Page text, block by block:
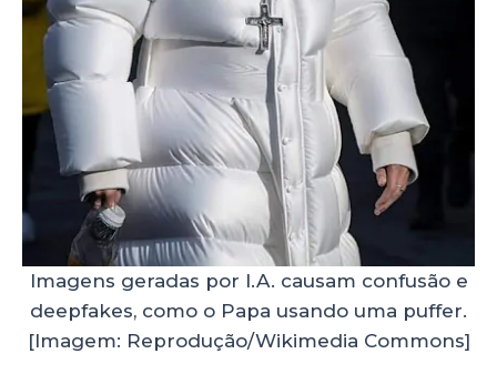
Imagens geradas por I.A. causam confusão e
deepfakes, como o Papa usando uma puffer.
[Imagem: Reprodução/Wikimedia Commons]